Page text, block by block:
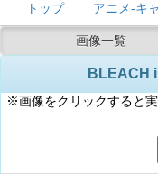
トップ アニメ-キ
画像一覧
BLEACH
※画像をクリックすると